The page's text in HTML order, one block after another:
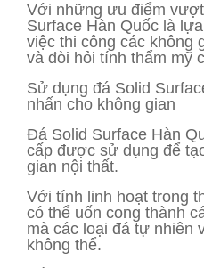
Với những ưu điểm
Surface Hàn Quốc là
việc thi công các không
và đòi hỏi tính thẩm mỹ
Sử dụng đá Solid
nhấn cho không gian
Đá Solid Surface Hàn
cấp được sử dụng để
gian nội thất.
Với tính linh hoạt trong
có thể uốn cong thành
mà các loại đá tự nhiên
không thể.